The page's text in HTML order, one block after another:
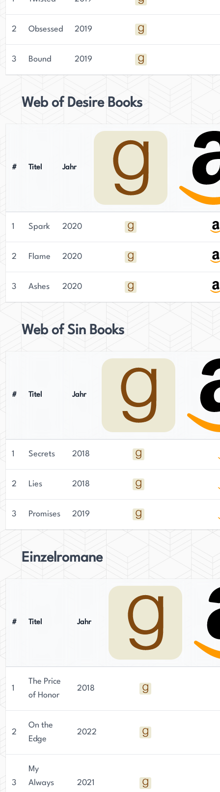
2 Obsessed 2019
3 Bound 2019
Web of Desire Books
# Titel Jahr
1 Spark 2020
2 Flame 2020
3 Ashes 2020
Web of Sin Books
# Titel Jahr
1 Secrets 2018
2 Lies 2018
3 Promises 2019
Einzelromane
# Titel Jahr
1
The Price
of Honor
2018
2
On the
Edge
2022
3
My
Always
2021